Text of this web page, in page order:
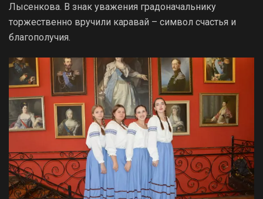
Лысенкова. В знак уважения градоначальнику
торжественно вручили каравай – символ счастья и
благополучия.